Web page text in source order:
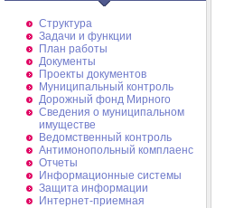
Структура
Задачи и функции
План работы
Документы
Проекты документов
Муниципальный контроль
Дорожный фонд Мирного
Cведения о муниципальном
имуществе
Ведомственный контроль
Антимонопольный комплаенс
Отчеты
Информационные системы
Защита информации
Интернет-приемная